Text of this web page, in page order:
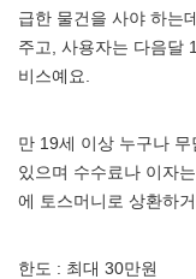
급한 물건을 사야 하는
주고, 사용자는 다음달
비스예요.
만 19세 이상 누구나
있으며 수수료나 이자
에 토스머니로 상환하
한도 : 최대 30만원